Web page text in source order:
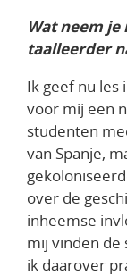
Wat neem
taalleerder
Ik geef nu les
voor mij een
studenten
van Spanje,
over de
inheemse
mij vinden de
ik daarover